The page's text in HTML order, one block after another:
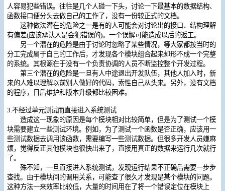
人容易犯些错误。往往是几个人碰一下头，讨论一下最基本的数据结构、
函数接口便分头去做自己的工作了，没有一份较正式的文档。
这种做法潜在的危险之一是有的人可能会对讨论出的接口、结构理解
有偏差(应该承认人是会犯错误的)。一个误解可能造成以后的返工。
另一个潜在的危险是由于讨论时忽略了某些情况，等大家都按当时的
分工完成属于自己的工作后，才发现各个模块组合起来却形不成一个完整
的系统。其根源在于没有一个负责协调的人员不断监控整个开发过程。
第三个潜在的危险是一旦有人中途退出开发队伍，其他人加入时，新
来的人难以理解以前别人做好的代码，索性自己从头来。另外，没有文档
的程序，日后维护和版本升级都比较困难。
3.不经过单元测试而直接进入系统测试
造成这一现象的原因是每个模块相对比较简单，但是为了测试一个模
块需要建立一些测试环境。例如，为了测试一个函数是否正确，应该用一
些测试数据去调用该函数，需要编写一些测试数据。但很多开发人员嫌麻
烦，觉得反正其他模块也很快出来了，直接用真正的数据来运行几次就行
了。
殊不知，一旦直接进入系统测试，发现运行结果不正确后需要一步步
查找。由于模块间的调用关系，可能查了很久才发现是某个模块的问题。
这种方法一来效率比较低，大量的时间用在了将一个错误定位在模块上